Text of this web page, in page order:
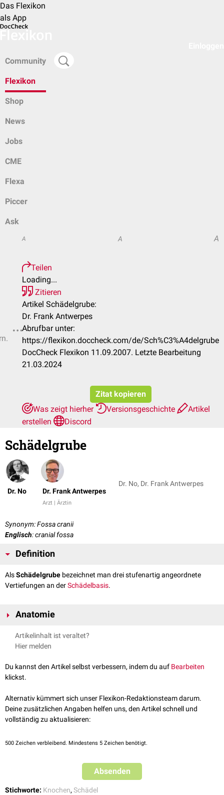
Das Flexikon
als App
Community
Flexikon
Shop
News
Jobs
CME
Flexa
Piccer
Ask
A A A
Teilen
Loading...
Zitieren
Artikel Schädelgrube:
Dr. Frank Antwerpes
Abrufbar unter:
https://flexikon.doccheck.com/de/Sch%C3%A4delgrube
DocCheck Flexikon 11.09.2007. Letzte Bearbeitung
21.03.2024
Zitat kopieren
Was zeigt hierher
Versionsgeschichte
Artikel
erstellen
Discord
Schädelgrube
Dr. No Dr. Frank Antwerpes
Arzt | Ärztin
Dr. No, Dr. Frank Antwerpes
Synonym: Fossa cranii
Englisch: cranial fossa
Definition
AlsSchädelgrube bezeichnet man drei stufenartig angeordnete
Vertiefungen an derSchädelbasis.
Anatomie
vordere Schädelgrube
, dem
Die
mittlere Schädelgrube(Fossa cranii media) wird vom Os
sphenoidale und dem
gebildet. Sie enthält den
Schädels.
Die
hintere Schädelgrube
(Fossa cranii posterior) wird vom Os
temporale und dem Os occipitale gebildet. Sie enthält das Kleinhirn.
Artikelinhalt ist veraltet?
Hier melden
Du kannst den Artikel selbst verbessern, indem du auf Bearbeiten
klickst.
Alternativ kümmert sich unser Flexikon-Redaktionsteam darum.
Deine zusätzlichen Angaben helfen uns, den Artikel schnell und
vollständig zu aktualisieren:
500 Zeichen verbleibend. Mindestens 5 Zeichen benötigt.
Absenden
Stichworte: Knochen, Schädel